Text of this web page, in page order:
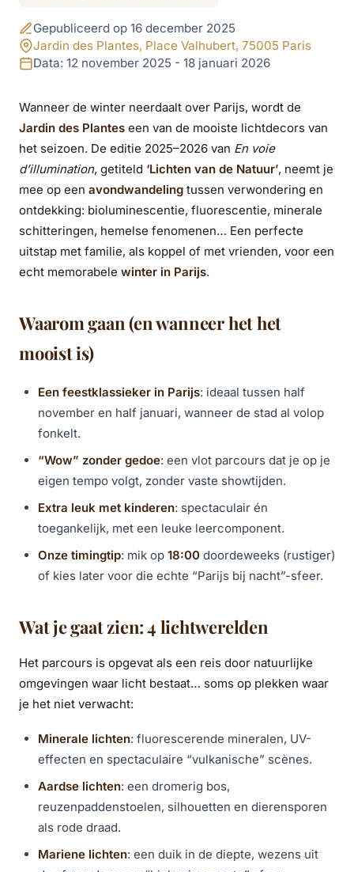
Lichtshow in de
Jardin des Plantes
2025–2026: ‘En voie
d’illumination –
Lichten van de
Natuur’
Gepubliceerd op 16 december 2025
Jardin des Plantes, Place Valhubert, 75005 Paris
Data: 12 november 2025 - 18 januari 2026
Wanneer de winter neerdaalt over Parijs, wordt de
Jardin des Plantes een van de mooiste lichtdecors van
het seizoen. De editie 2025–2026 van En voie
d’illumination, getiteld ‘Lichten van de Natuur’, neemt je
mee op een avondwandeling tussen verwondering en
ontdekking: bioluminescentie, fluorescentie, minerale
schitteringen, hemelse fenomenen… Een perfecte
uitstap met familie, als koppel of met vrienden, voor een
echt memorabele winter in Parijs.
Waarom gaan (en wanneer het het
mooist is)
Een feestklassieker in Parijs: ideaal tussen half
november en half januari, wanneer de stad al volop
fonkelt.
“Wow” zonder gedoe: een vlot parcours dat je op je
eigen tempo volgt, zonder vaste showtijden.
Extra leuk met kinderen: spectaculair én
toegankelijk, met een leuke leercomponent.
Onze timingtip: mik op 18:00 doordeweeks (rustiger)
of kies later voor die echte “Parijs bij nacht”-sfeer.
Wat je gaat zien: 4 lichtwerelden
Het parcours is opgevat als een reis door natuurlijke
omgevingen waar licht bestaat… soms op plekken waar
je het niet verwacht:
Minerale lichten: fluorescerende mineralen, UV-
effecten en spectaculaire “vulkanische” scènes.
Aardse lichten: een dromerig bos,
reuzenpaddenstoelen, silhouetten en dierensporen
als rode draad.
Mariene lichten: een duik in de diepte, wezens uit